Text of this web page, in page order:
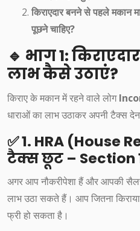
किराएदार बनने से पहले
पूछने चाहिए?
🔹 भाग 1:
लाभ कैसे उठाएं?
किराए के मकान में रहने वाले लोग
धाराओं का लाभ उठाकर अपनी टैक्स
✅ 1. HRA (House
टैक्स छूट – Section
अगर आप नौकरीपेशा हैं और आपकी
लाभ उठा सकते हैं। आप जितना
फ्री हो सकता है।